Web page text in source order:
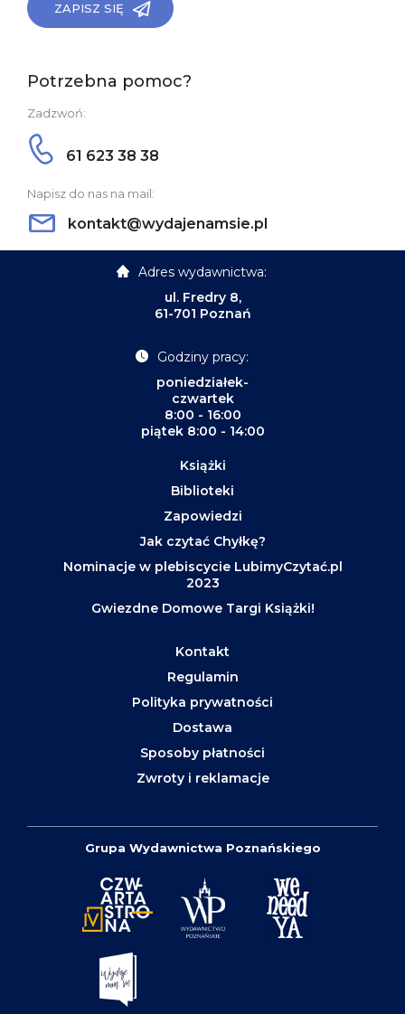
ZAPISZ SIĘ
Potrzebna pomoc?
Zadzwoń:
61 623 38 38
Napisz do nas na mail:
kontakt@wydajenamsie.pl
Adres wydawnictwa:
ul. Fredry 8,
61-701 Poznań
Godziny pracy:
poniedziałek-
czwartek
8:00 - 16:00
piątek 8:00 - 14:00
Książki
Biblioteki
Zapowiedzi
Jak czytać Chyłkę?
Nominacje w plebiscycie LubimyCzytać.pl
2023
Gwiezdne Domowe Targi Książki!
Kontakt
Regulamin
Polityka prywatności
Dostawa
Sposoby płatności
Zwroty i reklamacje
Grupa Wydawnictwa Poznańskiego